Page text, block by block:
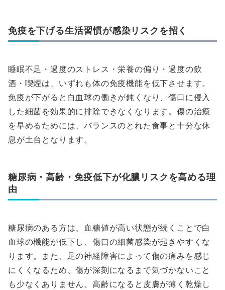
免疫を下げる生活習慣が感染リスクを招く
睡眠不足・過度のストレス・栄養の偏り・過度の飲
酒・喫煙は、いずれも体の免疫機能を低下させます。
免疫が下がると白血球の働きが鈍くなり、傷口に侵入
した細菌を効果的に排除できなくなります。傷の治癒
を早めるためには、バランスのとれた食事と十分な休
息が土台となります。
糖尿病・高齢・免疫低下が化膿リスクを高める理
由
糖尿病のある方は、血糖値が高い状態が続くことで白
血球の機能が低下し、傷口の細菌感染が起きやすくな
ります。また、足の神経障害によって傷の痛みを感じ
にくくなるため、傷が深刻になるまで気づかないこと
も少なくありません。高齢になると皮膚が薄く乾燥し